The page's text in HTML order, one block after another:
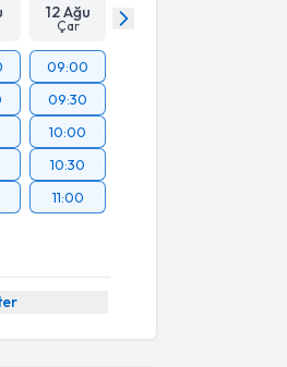
12 Ağu
Çar
09:00
09:30
10:00
10:30
11:00